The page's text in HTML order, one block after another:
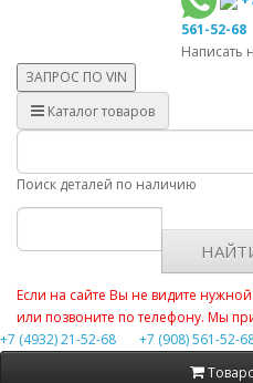
561-52-68
Написать
ЗАПРОС ПО VIN
Каталог товаров
Поиск деталей по наличию
Если на сайте Вы не видите
или позвоните по телефону. Мы
+7 (4932) 21-52-68
+7 (908) 561-52-